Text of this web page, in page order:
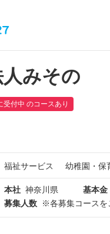
みその
受付中 のコースあり
福祉サービス 幼稚園・保
本社 神奈川県
基本金
募集人数
※各募集コースを